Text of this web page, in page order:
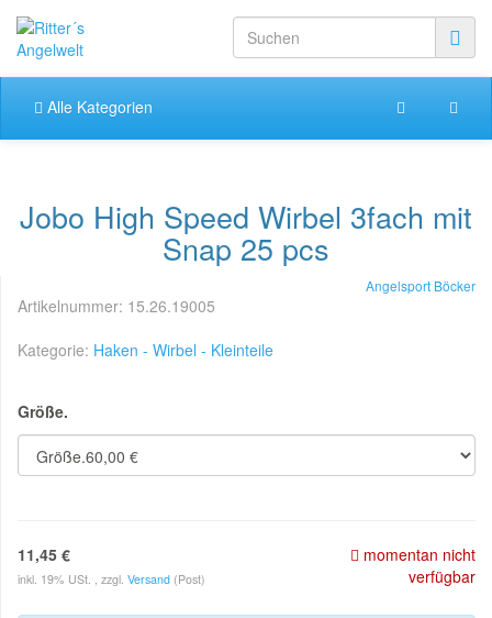
Alle Kategorien
Jobo High Speed Wirbel 3fach mit
Snap 25 pcs
Angelsport Böcker
Artikelnummer: 15.26.19005
Kategorie: Haken - Wirbel - Kleinteile
Größe.
11,45 €
inkl. 19% USt. , zzgl. Versand (Post)
momentan nicht
verfügbar